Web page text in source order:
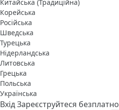
Китайська (Традиційна)
Корейська
Російська
Шведська
Турецька
Нідерландська
Литовська
Грецька
Польська
Українська
ВхідЗареєструйтеся безплатно